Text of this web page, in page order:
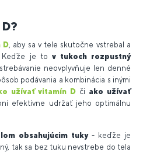
D , aby sa v tele skutočne vstrebal a
Keďže je to v tukoch rozpustný
neovplyvňuje len denné
podávania a kombinácia s inými
užívať vitamín D či ako užívať
efektívne udržať jeho optimálnu
obsahujúcim tuky- keďže je
tak sa bez tuku nevstrebe do tela